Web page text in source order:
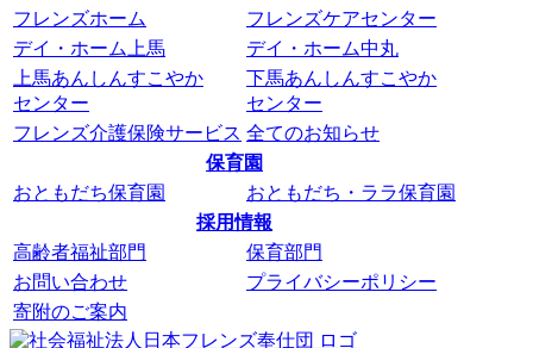
フレンズホーム
フレンズケアセンター
デイ・ホーム上馬
デイ・ホーム中丸
上馬あんしんすこやか
センター
下馬あんしんすこやか
センター
フレンズ介護保険サービス 全てのお知らせ
保育園
おともだち保育園
おともだち・ララ保育園
採用情報
高齢者福祉部門
保育部門
お問い合わせ
プライバシーポリシー
寄附のご案内